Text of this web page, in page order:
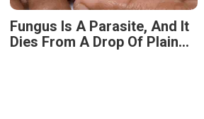
Fungus Is A Parasite, And It
Dies From A Drop Of Plain...